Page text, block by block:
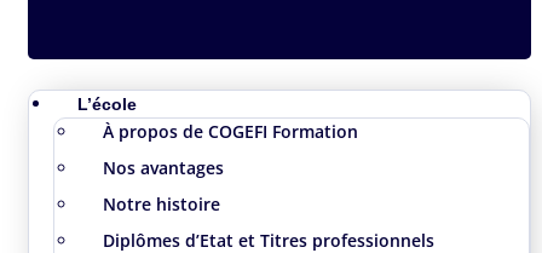
L’école
À propos de COGEFI Formation
Nos avantages
Notre histoire
Diplômes d’Etat et Titres professionnels